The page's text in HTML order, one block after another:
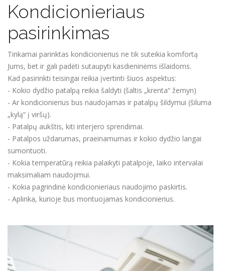
Kondicionieriaus
pasirinkimas
Tinkamai parinktas kondicionierius ne tik suteikia komfortą
Jums, bet ir gali padėti sutaupyti kasdieninėms išlaidoms.
Kad pasirinkti teisingai reikia įvertinti šiuos aspektus:
- Kokio dydžio patalpą reikia šaldyti (šaltis „krenta“ žemyn)
- Ar kondicionierius bus naudojamas ir patalpų šildymui (šiluma
„kylą“ į viršų).
- Patalpų aukštis, kiti interjero sprendimai.
- Patalpos uždarumas, praeinamumas ir kokio dydžio langai
sumontuoti.
- Kokia temperatūrą reikia palaikyti patalpoje, laiko intervalai
maksimaliam naudojimui.
- Kokia pagrindinė kondicionieriaus naudojimo paskirtis.
- Aplinka, kurioje bus montuojamas kondicionierius.